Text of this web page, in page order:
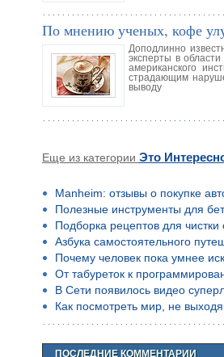
По мнению ученых, кофе
Доподлинно
эксперты в
американского
страдающим
выводу
Еще из категории Это
Manheim: отзывы о покупке
Полезные инструменты для
Подборка рецептов для
Азбука самостоятельного
Почему человек пока умнее
От табуреток к
В Сети появилось видео
Как посмотреть мир, не
ПОСЛЕДНИЕ КОММЕНТАРИИ